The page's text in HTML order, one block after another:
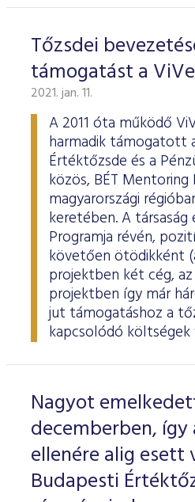
Tőzsdei
támogatást a
2021. jan. 11.
A 2011 óta működő
harmadik támogatott
Értéktőzsde és a
közös, BÉT
magyarországi
keretében. A
Programja révén,
követően ötödikként
projektben két cég,
projektben így már
jut támogatáshoz a
kapcsolódó költségek
Nagyot
decemberben, így
ellenére alig esett
Budapesti